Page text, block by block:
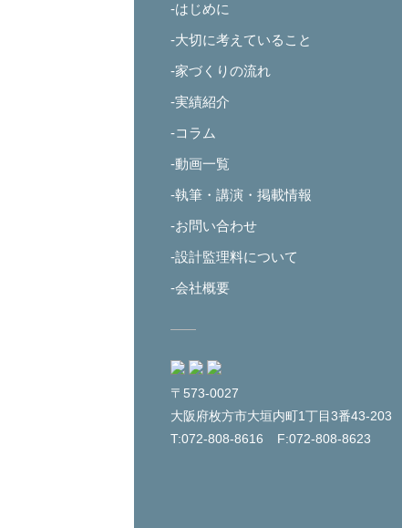
-はじめに
-大切に考えていること
-家づくりの流れ
-実績紹介
-コラム
-動画一覧
-執筆・講演・掲載情報
-お問い合わせ
-設計監理料について
-会社概要
〒573-0027
大阪府枚方市大垣内町1丁目3番43-203
T:072-808-8616
F:072-808-8623